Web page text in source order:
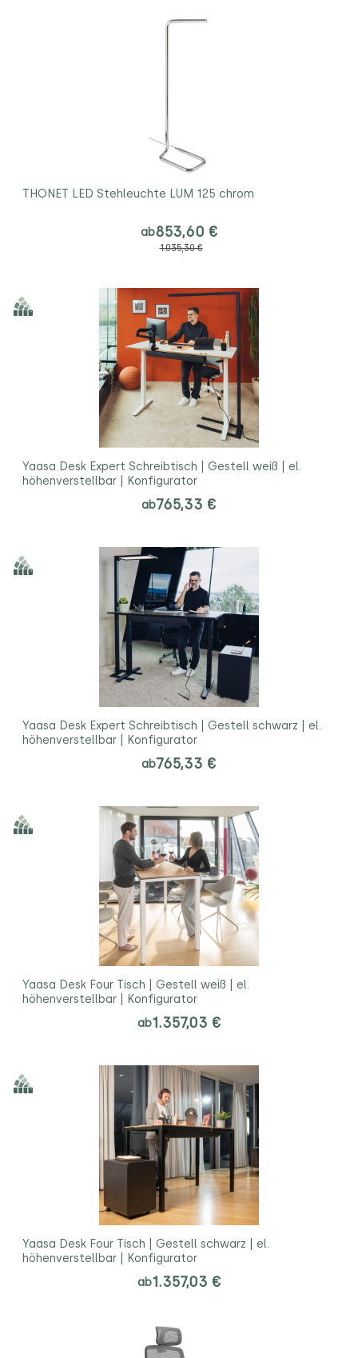
THONET LED Stehleuchte LUM 125 chrom
ab853,60 €
1.035,30 €
Yaasa Desk Expert Schreibtisch | Gestell weiß | el.
höhenverstellbar | Konfigurator
ab765,33 €
Yaasa Desk Expert Schreibtisch | Gestell schwarz | el.
höhenverstellbar | Konfigurator
ab765,33 €
Yaasa Desk Four Tisch | Gestell weiß | el.
höhenverstellbar | Konfigurator
ab1.357,03 €
Yaasa Desk Four Tisch | Gestell schwarz | el.
höhenverstellbar | Konfigurator
ab1.357,03 €